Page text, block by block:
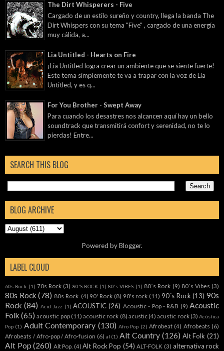
The Dirt Whisperers - Five
Cargado de un estilo sureño y country, llega la banda The
Dirt Whispers con su tema "Five" , cargado de una energía
muy cálida, a...
Lia Untitled - Hearts on Fire
¡Lia Untitled logra crear un ambiente que se siente fuerte!
Este tema simplemente te va a trapar con la voz de Lia
Untitled, y es q...
For You Brother - Swept Away
Para cuando los desastres nos alcancen aquí hay un bello
soundtrack que transmitirá confort y serenidad, no te lo
pierdas! Entre...
SEARCH THIS BLOG
BLOG ARCHIVE
Powered byBlogger.
LABEL CLOUD
60s Rock (1) 70s Rock (3) 80'S ROCK (1) 80's VIBES (1) 80´s Rock (9) 80´s Vibes (3)
80s Rock (78) 80s Rock. (4) 90' Rock (8) 90's rock (11) 90´s Rock (13) 90s
Rock (84) Acid Jazz (1) ACOUSTIC (26) Acoustic - Pop - R&B (9) Acoustic
Folk (65) acoustic pop (11) acoustic rock (8) acustic (4) acustic rock (3) Acústica
Pop (1) Adult Contemporary (130) Afro Pop (2) Afrobeat (4) Afrobeats (6)
Afrobeats / Afro-pop / Afro-fusion (6) al (1) Alt Country (126) Alt Folk (21)
Alt Pop (260) Alt Pop. (4) Alt Rock Pop (54) ALT-FOLK (3) alternativa rock